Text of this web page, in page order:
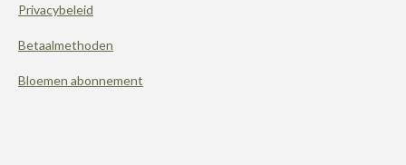
Privacybeleid
Betaalmethoden
Bloemen abonnement